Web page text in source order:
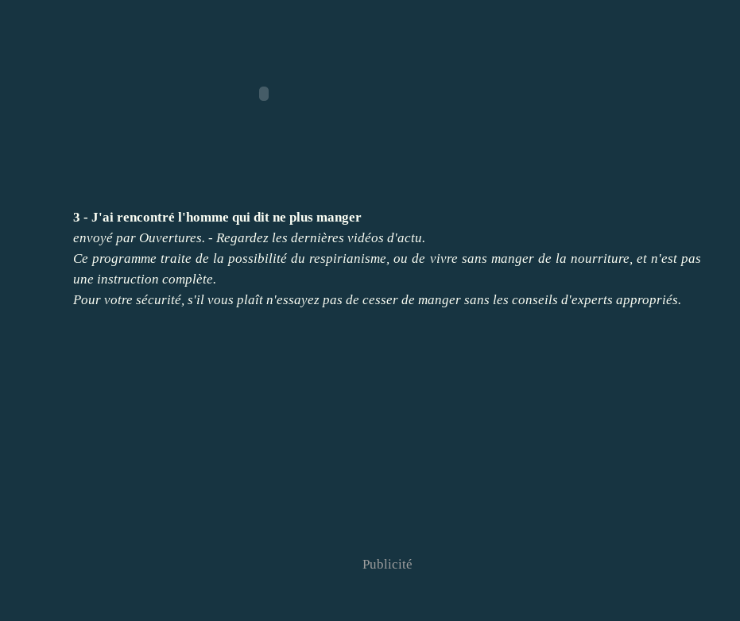
3 - J'ai rencontré l'homme qui dit ne plus manger
envoyé par Ouvertures. - Regardez les dernières vidéos d'actu.
Ce programme traite de la possibilité du respirianisme, ou de vivre sans manger de la nourriture, et n'est pas
une instruction complète.
Pour votre sécurité, s'il vous plaît n'essayez pas de cesser de manger sans les conseils d'experts appropriés.
Publicité